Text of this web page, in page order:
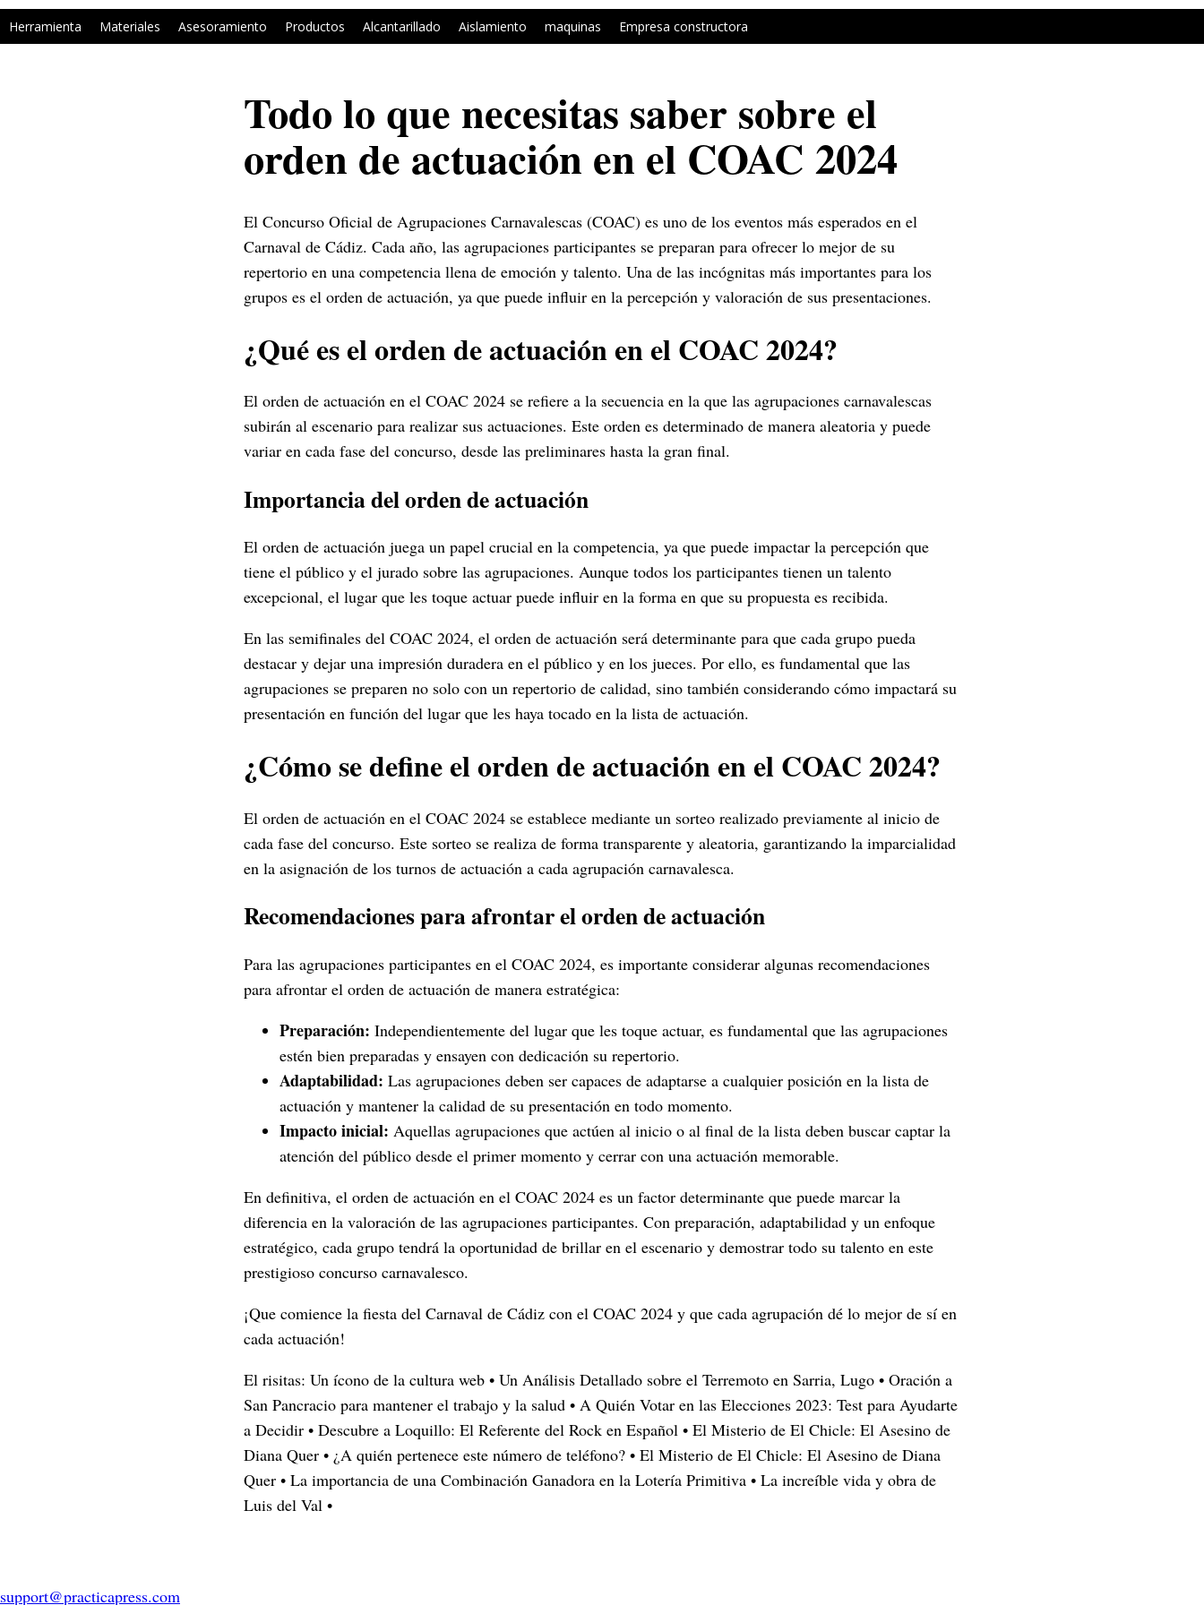
Herramienta Materiales Asesoramiento Productos Alcantarillado Aislamiento maquinas Empresa constructora
Todo lo que necesitas saber sobre el
orden de actuación en el COAC 2024
El Concurso Oficial de Agrupaciones Carnavalescas (COAC) es uno de los eventos más esperados en el
Carnaval de Cádiz. Cada año, las agrupaciones participantes se preparan para ofrecer lo mejor de su
repertorio en una competencia llena de emoción y talento. Una de las incógnitas más importantes para los
grupos es el orden de actuación, ya que puede influir en la percepción y valoración de sus presentaciones.
¿Qué es el orden de actuación en el COAC 2024?
El orden de actuación en el COAC 2024 se refiere a la secuencia en la que las agrupaciones carnavalescas
subirán al escenario para realizar sus actuaciones. Este orden es determinado de manera aleatoria y puede
variar en cada fase del concurso, desde las preliminares hasta la gran final.
Importancia del orden de actuación
El orden de actuación juega un papel crucial en la competencia, ya que puede impactar la percepción que
tiene el público y el jurado sobre las agrupaciones. Aunque todos los participantes tienen un talento
excepcional, el lugar que les toque actuar puede influir en la forma en que su propuesta es recibida.
En las semifinales del COAC 2024, el orden de actuación será determinante para que cada grupo pueda
destacar y dejar una impresión duradera en el público y en los jueces. Por ello, es fundamental que las
agrupaciones se preparen no solo con un repertorio de calidad, sino también considerando cómo impactará su
presentación en función del lugar que les haya tocado en la lista de actuación.
¿Cómo se define el orden de actuación en el COAC 2024?
El orden de actuación en el COAC 2024 se establece mediante un sorteo realizado previamente al inicio de
cada fase del concurso. Este sorteo se realiza de forma transparente y aleatoria, garantizando la imparcialidad
en la asignación de los turnos de actuación a cada agrupación carnavalesca.
Recomendaciones para afrontar el orden de actuación
Para las agrupaciones participantes en el COAC 2024, es importante considerar algunas recomendaciones
para afrontar el orden de actuación de manera estratégica:
Preparación: Independientemente del lugar que les toque actuar, es fundamental que las agrupaciones
estén bien preparadas y ensayen con dedicación su repertorio.
Adaptabilidad: Las agrupaciones deben ser capaces de adaptarse a cualquier posición en la lista de
actuación y mantener la calidad de su presentación en todo momento.
Impacto inicial: Aquellas agrupaciones que actúen al inicio o al final de la lista deben buscar captar la
atención del público desde el primer momento y cerrar con una actuación memorable.
En definitiva, el orden de actuación en el COAC 2024 es un factor determinante que puede marcar la
diferencia en la valoración de las agrupaciones participantes. Con preparación, adaptabilidad y un enfoque
estratégico, cada grupo tendrá la oportunidad de brillar en el escenario y demostrar todo su talento en este
prestigioso concurso carnavalesco.
¡Que comience la fiesta del Carnaval de Cádiz con el COAC 2024 y que cada agrupación dé lo mejor de sí en
cada actuación!
El risitas: Un ícono de la cultura web • Un Análisis Detallado sobre el Terremoto en Sarria, Lugo • Oración a
San Pancracio para mantener el trabajo y la salud • A Quién Votar en las Elecciones 2023: Test para Ayudarte
a Decidir • Descubre a Loquillo: El Referente del Rock en Español • El Misterio de El Chicle: El Asesino de
Diana Quer • ¿A quién pertenece este número de teléfono? • El Misterio de El Chicle: El Asesino de Diana
Quer • La importancia de una Combinación Ganadora en la Lotería Primitiva • La increíble vida y obra de
Luis del Val •
support@practicapress.com